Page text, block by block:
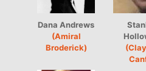
Dana Andrews
(Amiral
Broderick)